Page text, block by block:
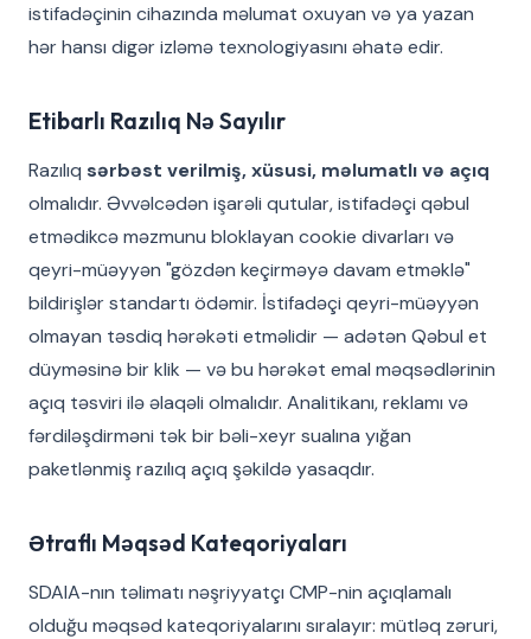
istifadəçinin cihazında məlumat oxuyan və ya yazan
hər hansı digər izləmə texnologiyasını əhatə edir.
Etibarlı Razılıq Nə Sayılır
Razılıq sərbəst verilmiş, xüsusi, məlumatlı və açıq
olmalıdır. Əvvəlcədən işarəli qutular, istifadəçi qəbul
etmədikcə məzmunu bloklayan cookie divarları və
qeyri-müəyyən "gözdən keçirməyə davam etməklə"
bildirişlər standartı ödəmir. İstifadəçi qeyri-müəyyən
olmayan təsdiq hərəkəti etməlidir — adətən Qəbul et
düyməsinə bir klik — və bu hərəkət emal məqsədlərinin
açıq təsviri ilə əlaqəli olmalıdır. Analitikanı, reklamı və
fərdiləşdirməni tək bir bəli-xeyr sualına yığan
paketlənmiş razılıq açıq şəkildə yasaqdır.
Ətraflı Məqsəd Kateqoriyaları
SDAIA-nın təlimatı nəşriyyatçı CMP-nin açıqlamalı
olduğu məqsəd kateqoriyalarını sıralayır: mütləq zəruri,